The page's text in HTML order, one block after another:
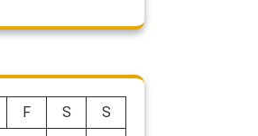
F S
S